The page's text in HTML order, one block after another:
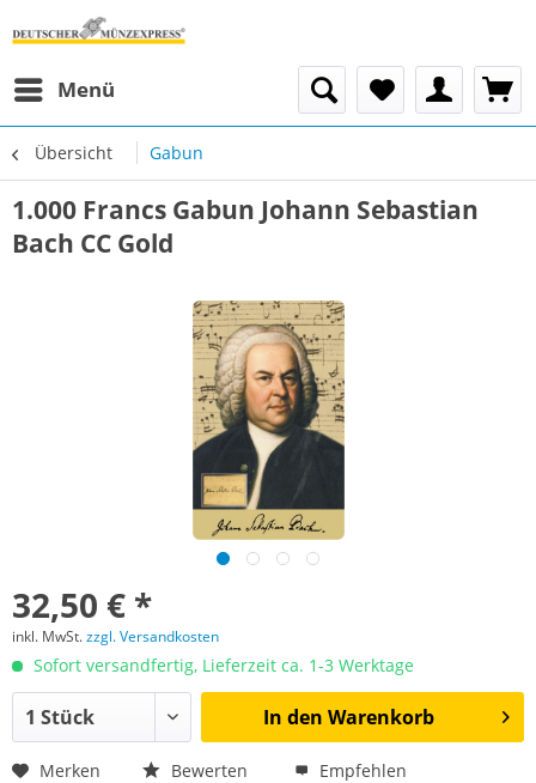
Menü
Übersicht Gabun
1.000 Francs Gabun Johann Sebastian
Bach CC Gold
32,50 € *
inkl. MwSt.zzgl. Versandkosten
Sofort versandfertig, Lieferzeit ca. 1-3 Werktage
In den Warenkorb
Merken Bewerten Empfehlen